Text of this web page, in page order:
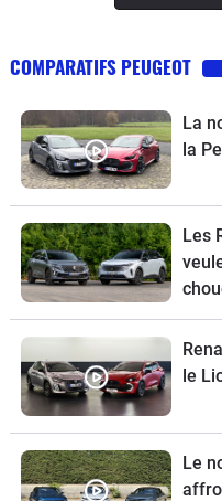
COMPARATIFS PEUGEOT
La
la
Les
le
Le